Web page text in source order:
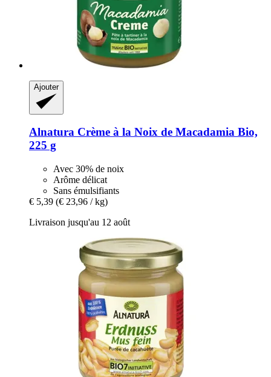
Ajouter
Alnatura Crème à la Noix de Macadamia Bio,
225 g
Avec 30% de noix
Arôme délicat
Sans émulsifiants
€ 5,39 (€ 23,96 / kg)
Livraison jusqu'au 12 août